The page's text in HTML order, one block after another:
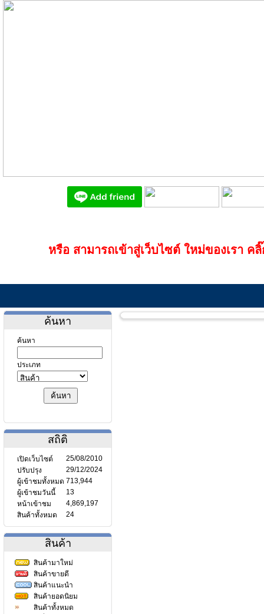
หรือ สามารถเข้าสู่เว็บไซต์ ใหม่ของเรา ค
ค้นหา
ค้นหา
ประเภท
สถิติ
เปิดเว็บไซต์
25/08/2010
ปรับปรุง
29/12/2024
ผู้เข้าชมทั้งหมด 713,944
ผู้เข้าชมวันนี้
13
หน้าเข้าชม
4,869,197
สินค้าทั้งหมด
24
สินค้า
สินค้ามาใหม่
สินค้าขายดี
สินค้าแนะนำ
สินค้ายอดนิยม
สินค้าทั้งหมด